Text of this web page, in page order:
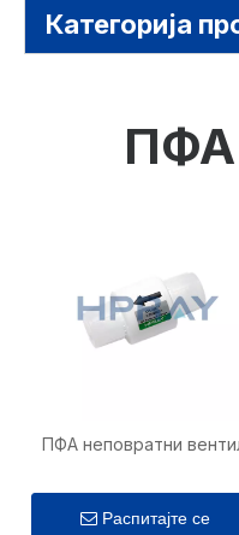
Категорија
ПФА
ПФА неповратни
Распитајте се